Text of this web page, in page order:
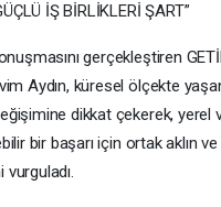
İŞ BİRLİKLERİ ŞART”
gerçekleştiren
Aydın, küresel ölçekte
dikkat çekerek, yerel
bir başarı için ortak aklın